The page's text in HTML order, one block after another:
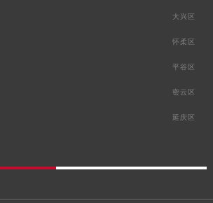
大兴区
怀柔区
平谷区
密云区
延庆区